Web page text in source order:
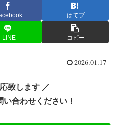
はてブ
LINE コピー
2026.01.17
致します ／
い合わせください！